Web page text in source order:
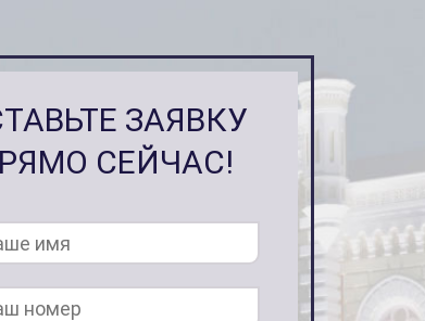
ЗАЯВКУ
СЕЙЧАС!